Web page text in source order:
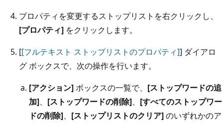
プロパティを変更するストップリストを右クリックし、
[プロパティ] をクリックします。
[[フルテキスト ストップリストのプロパティ]] ダイアロ
グ ボックスで、次の操作を行います。
[アクション]ボックスの一覧で、 [ストップワードの追
加]、 [ストップワードの削除]、 [すべてのストップワー
ドの削除]、 [ストップリストのクリア]のいずれかのア